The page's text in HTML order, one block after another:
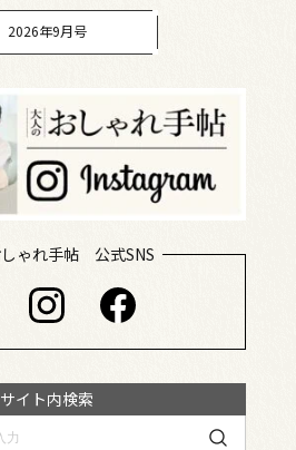
2026年9月号
ゃれ手帖 公式SNS
サイト内検索